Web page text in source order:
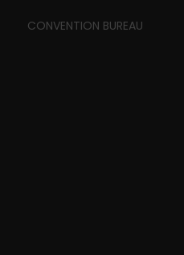
CONVENTION BUREAU